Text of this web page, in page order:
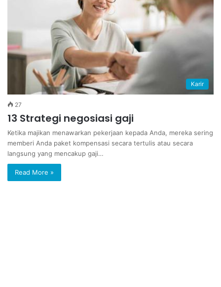
Karir
27
13 Strategi negosiasi gaji
Ketika majikan menawarkan pekerjaan kepada Anda, mereka sering
memberi Anda paket kompensasi secara tertulis atau secara
langsung yang mencakup gaji…
Read More »